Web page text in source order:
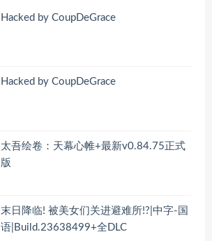
Hacked by CoupDeGrace
Hacked by CoupDeGrace
太吾绘卷：天幕心帷+最新v0.84.75正式
版
末日降临! 被美女们关进避难所!?|中字-国
语|Build.23638499+全DLC